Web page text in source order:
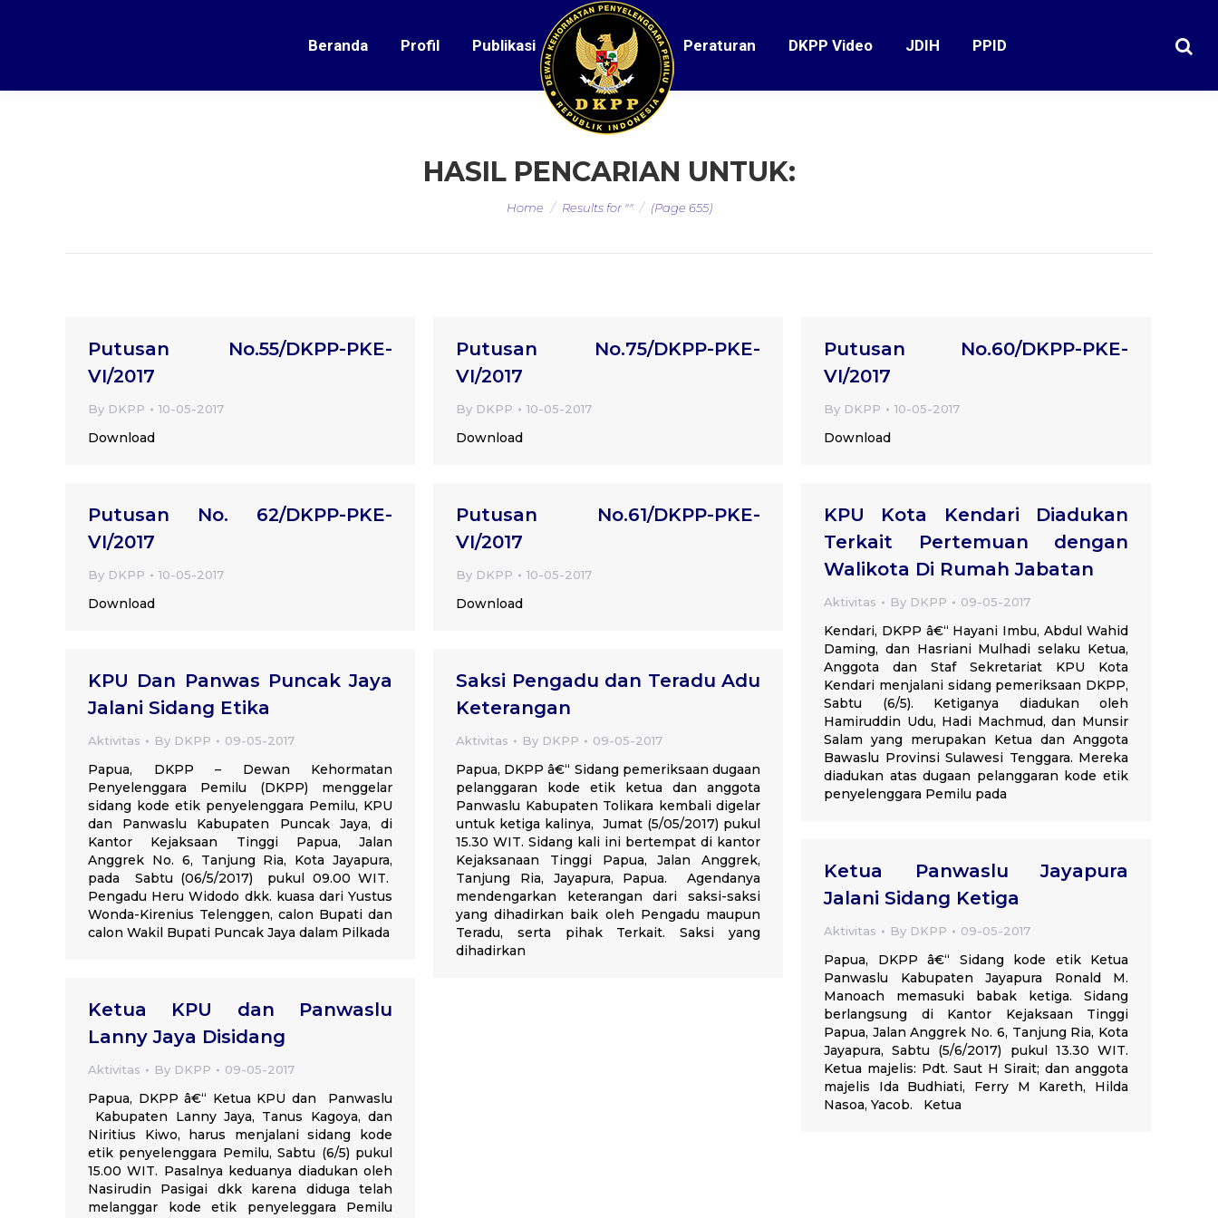
Beranda Profil Publikasi Peraturan DKPP Video JDIH PPID
HASIL PENCARIAN UNTUK:
You are here:
Home Results for "" (Page 655)
Putusan No.55/DKPP-PKE-
VI/2017
By DKPP 10-05-2017
Download
Putusan No.75/DKPP-PKE-
VI/2017
By DKPP 10-05-2017
Download
Putusan No.60/DKPP-PKE-
VI/2017
By DKPP 10-05-2017
Download
Putusan No. 62/DKPP-PKE-
VI/2017
By DKPP 10-05-2017
Download
Putusan No.61/DKPP-PKE-
VI/2017
By DKPP 10-05-2017
Download
KPU Kota Kendari Diadukan
Terkait Pertemuan dengan
Walikota Di Rumah Jabatan
Aktivitas By DKPP 09-05-2017
Kendari, DKPP â€“ Hayani Imbu, Abdul Wahid
Daming, dan Hasriani Mulhadi selaku Ketua,
Anggota dan Staf Sekretariat KPU Kota
Kendari menjalani sidang pemeriksaan DKPP,
Sabtu (6/5). Ketiganya diadukan oleh
Hamiruddin Udu, Hadi Machmud, dan Munsir
Salam yang merupakan Ketua dan Anggota
Bawaslu Provinsi Sulawesi Tenggara. Mereka
diadukan atas dugaan pelanggaran kode etik
penyelenggara Pemilu pada
KPU Dan Panwas Puncak Jaya
Jalani Sidang Etika
Aktivitas By DKPP 09-05-2017
Papua, DKPP – Dewan Kehormatan
Penyelenggara Pemilu (DKPP) menggelar
sidang kode etik penyelenggara Pemilu, KPU
dan Panwaslu Kabupaten Puncak Jaya, di
Kantor Kejaksaan Tinggi Papua, Jalan
Anggrek No. 6, Tanjung Ria, Kota Jayapura,
pada Sabtu (06/5/2017) pukul 09.00 WIT.
Pengadu Heru Widodo dkk. kuasa dari Yustus
Wonda-Kirenius Telenggen, calon Bupati dan
calon Wakil Bupati Puncak Jaya dalam Pilkada
Saksi Pengadu dan Teradu Adu
Keterangan
Aktivitas By DKPP 09-05-2017
Papua, DKPP â€“ Sidang pemeriksaan dugaan
pelanggaran kode etik ketua dan anggota
Panwaslu Kabupaten Tolikara kembali digelar
untuk ketiga kalinya, Jumat (5/05/2017) pukul
15.30 WIT. Sidang kali ini bertempat di kantor
Kejaksanaan Tinggi Papua, Jalan Anggrek,
Tanjung Ria, Jayapura, Papua. Agendanya
mendengarkan keterangan dari saksi-saksi
yang dihadirkan baik oleh Pengadu maupun
Teradu, serta pihak Terkait. Saksi yang
dihadirkan
Ketua Panwaslu Jayapura
Jalani Sidang Ketiga
Aktivitas By DKPP 09-05-2017
Papua, DKPP â€“ Sidang kode etik Ketua
Panwaslu Kabupaten Jayapura Ronald M.
Manoach memasuki babak ketiga. Sidang
berlangsung di Kantor Kejaksaan Tinggi
Papua, Jalan Anggrek No. 6, Tanjung Ria, Kota
Jayapura, Sabtu (5/6/2017) pukul 13.30 WIT.
Ketua majelis: Pdt. Saut H Sirait; dan anggota
majelis Ida Budhiati, Ferry M Kareth, Hilda
Nasoa, Yacob. Ketua
Ketua KPU dan Panwaslu
Lanny Jaya Disidang
Aktivitas By DKPP 09-05-2017
Papua, DKPP â€“ Ketua KPU dan Panwaslu
Kabupaten Lanny Jaya, Tanus Kagoya, dan
Niritius Kiwo, harus menjalani sidang kode
etik penyelenggara Pemilu, Sabtu (6/5) pukul
15.00 WIT. Pasalnya keduanya diadukan oleh
Nasirudin Pasigai dkk karena diduga telah
melanggar kode etik penyeleggara Pemilu